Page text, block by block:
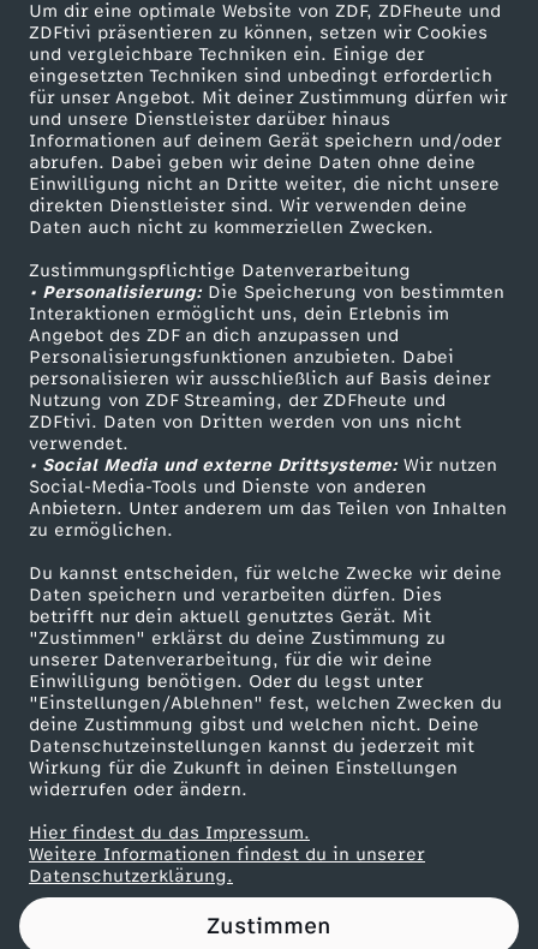
Um dir eine optimale Website von ZDF, ZDFheute und
ZDFtivi präsentieren zu können, setzen wir Cookies
und vergleichbare Techniken ein. Einige der
eingesetzten Techniken sind unbedingt erforderlich
für unser Angebot. Mit deiner Zustimmung dürfen wir
und unsere Dienstleister darüber hinaus
Informationen auf deinem Gerät speichern und/oder
abrufen. Dabei geben wir deine Daten ohne deine
Einwilligung nicht an Dritte weiter, die nicht unsere
direkten Dienstleister sind. Wir verwenden deine
Daten auch nicht zu kommerziellen Zwecken.
Zustimmungspflichtige Datenverarbeitung
• Personalisierung:Die Speicherung von bestimmten
Interaktionen ermöglicht uns, dein Erlebnis im
Angebot des ZDF an dich anzupassen und
Personalisierungsfunktionen anzubieten. Dabei
personalisieren wir ausschließlich auf Basis deiner
Nutzung von ZDF Streaming, der ZDFheute und
ZDFtivi. Daten von Dritten werden von uns nicht
verwendet.
• Social Media und externe Drittsysteme:Wir nutzen
Social-Media-Tools und Dienste von anderen
Anbietern. Unter anderem um das Teilen von Inhalten
zu ermöglichen.
Du kannst entscheiden, für welche Zwecke wir deine
Daten speichern und verarbeiten dürfen. Dies
betrifft nur dein aktuell genutztes Gerät. Mit
"Zustimmen" erklärst du deine Zustimmung zu
unserer Datenverarbeitung, für die wir deine
Einwilligung benötigen. Oder du legst unter
"Einstellungen/Ablehnen" fest, welchen Zwecken du
deine Zustimmung gibst und welchen nicht. Deine
Datenschutzeinstellungen kannst du jederzeit mit
Wirkung für die Zukunft in deinen Einstellungen
widerrufen oder ändern.
Hier findest du das Impressum.
Weitere Informationen findest du in unserer
Datenschutzerklärung.
Zustimmen
Mehr ZDF
ZDF-Apps
Smart TV
ZDFtext
Livestreams
Sendungen A-Z
TV-Programm
Service
ZDFmitreden
Kontakt zum ZDF
Tickets
Zuschauerservice
Hilfe
ZDF Unternehmen
Karriere
ZDF goes Schule
Werbefernsehen
Mainzelmännchen
Partner